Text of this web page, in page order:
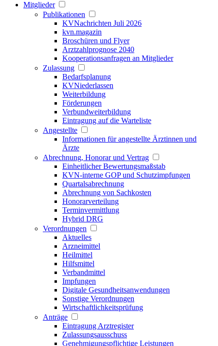
Mitglieder
Publikationen
KVNachrichten Juli 2026
kvn.magazin
Broschüren und Flyer
Arztzahlprognose 2040
Kooperationsanfragen an Mitglieder
Zulassung
Bedarfsplanung
KVNiederlassen
Weiterbildung
Förderungen
Verbundweiterbildung
Eintragung auf die Warteliste
Angestellte
Informationen für angestellte Ärztinnen und
Ärzte
Abrechnung, Honorar und Vertrag
Einheitlicher Bewertungsmaßstab
KVN-interne GOP und Schutzimpfungen
Quartalsabrechnung
Abrechnung von Sachkosten
Honorarverteilung
Terminvermittlung
Hybrid DRG
Verordnungen
Aktuelles
Arzneimittel
Heilmittel
Hilfsmittel
Verbandmittel
Impfungen
Digitale Gesundheitsanwendungen
Sonstige Verordnungen
Wirtschaftlichkeitsprüfung
Anträge
Eintragung Arztregister
Zulassungsausschuss
Genehmigungspflichtige Leistungen